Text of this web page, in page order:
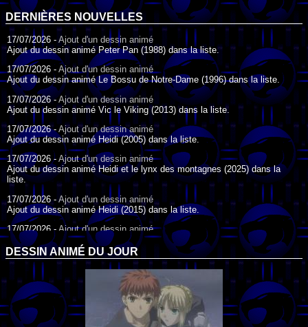
DERNIÈRES NOUVELLES
17/07/2026 - Ajout d'un dessin animé
Ajout du dessin animé Peter Pan (1988) dans la liste.
17/07/2026 - Ajout d'un dessin animé
Ajout du dessin animé Le Bossu de Notre-Dame (1996) dans la liste.
17/07/2026 -Ajout d'un dessin animé
Ajout du dessin animé Vic le Viking (2013) dans la liste.
17/07/2026 - Ajout d'un dessin animé
Ajout du dessin animé Heidi (2005) dans la liste.
17/07/2026 - Ajout d'un dessin animé
Ajout du dessin animé Heidi et le lynx des montagnes (2025) dans la
liste.
17/07/2026 - Ajout d'un dessin animé
Ajout du dessin animé Heidi (2015) dans la liste.
17/07/2026 - Ajout d'un dessin animé
Ajout du dessin animé Heidi (1995) dans la liste.
09/07/2026 -Ajout d'un dessin animé
Ajout du dessin animé Genki l'Aventurier de la Chance (2006) dans la
liste.
04/07/2026 - Ajout d'un dessin animé
Ajout du dessin animé Vilain Petit Canard (2000) dans la liste.
DESSIN ANIMÉ DU JOUR